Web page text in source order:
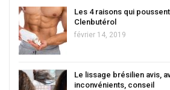
Les 4 raisons qui
Clenbutérol
février 14, 2019
Le lissage brésilien avis,
inconvénients, conseil